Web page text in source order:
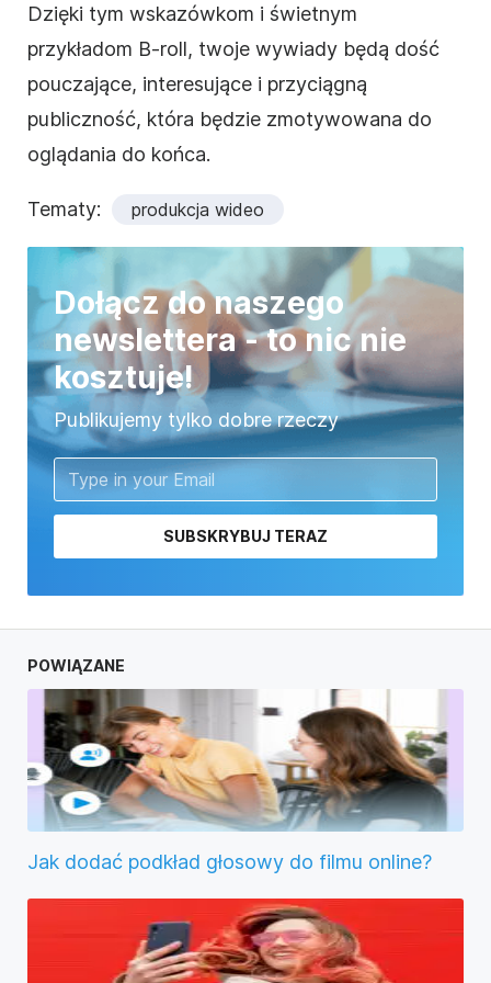
Dzięki tym wskazówkom i świetnym
przykładom B-roll, twoje wywiady będą dość
pouczające, interesujące i przyciągną
publiczność, która będzie zmotywowana do
oglądania do końca.
Tematy: produkcja wideo
Dołącz do naszego
newslettera - to nic nie
kosztuje!
Publikujemy tylko dobre rzeczy
SUBSKRYBUJ TERAZ
POWIĄZANE
Jak dodać podkład głosowy do filmu online?